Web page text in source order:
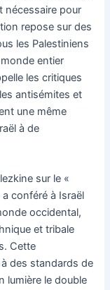
nécessaire pour
repose sur des
les Palestiniens
entier
les critiques
antisémites et
une même
à de
sur le «
a conféré à Israël
occidental,
et tribale
Cette
des standards de
lumière le double